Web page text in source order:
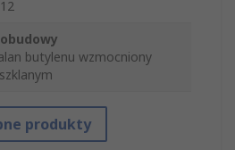
butylenu wzmocniony
produkty